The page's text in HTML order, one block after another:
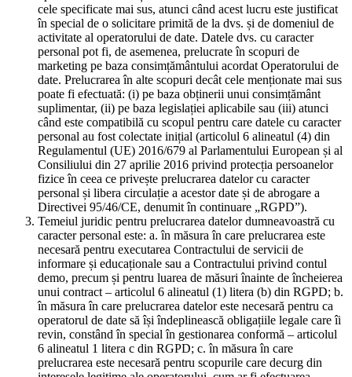
cele specificate mai sus, atunci când acest lucru este justificat
în special de o solicitare primită de la dvs. și de domeniul de
activitate al operatorului de date. Datele dvs. cu caracter
personal pot fi, de asemenea, prelucrate în scopuri de
marketing pe baza consimțământului acordat Operatorului de
date. Prelucrarea în alte scopuri decât cele menționate mai sus
poate fi efectuată: (i) pe baza obținerii unui consimțământ
suplimentar, (ii) pe baza legislației aplicabile sau (iii) atunci
când este compatibilă cu scopul pentru care datele cu caracter
personal au fost colectate inițial (articolul 6 alineatul (4) din
Regulamentul (UE) 2016/679 al Parlamentului European și al
Consiliului din 27 aprilie 2016 privind protecția persoanelor
fizice în ceea ce privește prelucrarea datelor cu caracter
personal și libera circulație a acestor date și de abrogare a
Directivei 95/46/CE, denumit în continuare „RGPD”).
Temeiul juridic pentru prelucrarea datelor dumneavoastră cu
caracter personal este: a. în măsura în care prelucrarea este
necesară pentru executarea Contractului de servicii de
informare și educaționale sau a Contractului privind contul
demo, precum și pentru luarea de măsuri înainte de încheierea
unui contract – articolul 6 alineatul (1) litera (b) din RGPD; b.
în măsura în care prelucrarea datelor este necesară pentru ca
operatorul de date să își îndeplinească obligațiile legale care îi
revin, constând în special în gestionarea conformă – articolul
6 alineatul 1 litera c din RGPD; c. în măsura în care
prelucrarea este necesară pentru scopurile care decurg din